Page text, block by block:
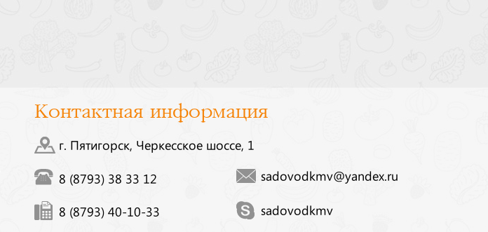
Контактная информация
г. Пятигорск, Черкесское шоссе, 1
8 (8793) 38 33 12
8 (8793) 40-10-33
sadovodkmv@yandex.ru
sadovodkmv